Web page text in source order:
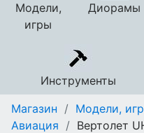
Модели,
игры
Диорамы
Инструменты
Магазин / Модели,
Авиация / Вертолет